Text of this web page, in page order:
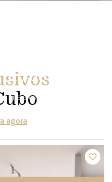
de vida
mais exclusivos do
Valor até
agora